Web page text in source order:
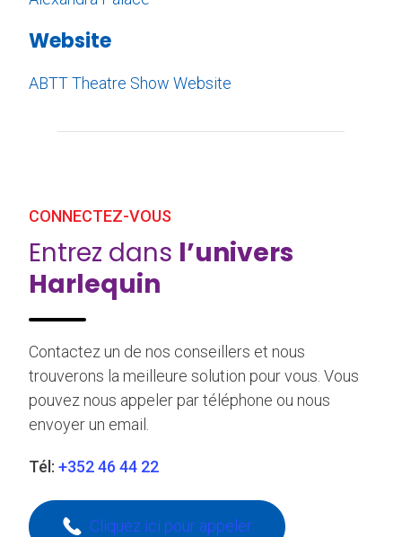
Website
ABTT Theatre Show Website
CONNECTEZ-VOUS
Entrez dans l’univers
Harlequin
Contactez un de nos conseillers et nous
trouverons la meilleure solution pour vous. Vous
pouvez nous appeler par téléphone ou nous
envoyer un email.
Tél: +352 46 44 22
Cliquez ici pour appeler